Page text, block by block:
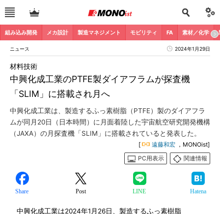
組み込み開発 メカ設計 製造マネジメント モビリティ FA 素材／化学
ニュース 2024年1月29日
中興化成工業のPTFE製ダイアフラムが探査機
「SLIM」に搭載され月へ
材料技術
中興化成工業は、製造するふっ素樹脂（PTFE）製のダイアフラ
ムが同月20日（日本時間）に月面着陸した宇宙航空研究開発機構
（JAXA）の月探査機「SLIM」に搭載されていると発表した。
[ 遠藤和宏 ，MONOist]
PC用表示
関連情報
Share Post LINE Hatena
中興化成工業は2024年1月26日、製造するふっ素樹脂